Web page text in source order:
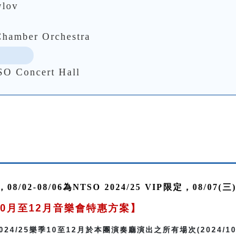
Orchestra
Concert Hall
08/02-08/06為NTSO 2024/25 VIP限定，08/07(三)
至12月音樂會特惠方案】
25樂季10至12月於本團演奏廳演出之所有場次